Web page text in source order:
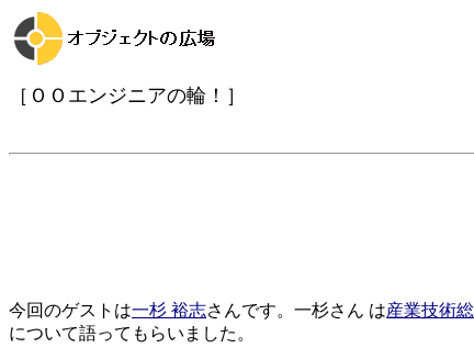
［ＯＯエンジニアの輪！］
今回のゲストは一杉 裕志さんです。一杉さん は産業技術
について語ってもらいました。